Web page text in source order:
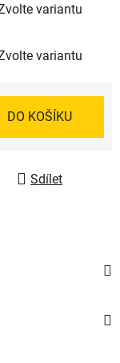
variantu
variantu
DO KOŠÍKU
Sdílet